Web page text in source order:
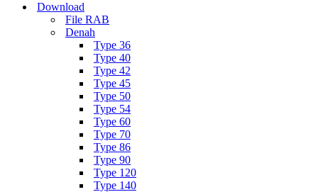
Download
File RAB
Denah
Type 36
Type 40
Type 42
Type 45
Type 50
Type 54
Type 60
Type 70
Type 86
Type 90
Type 120
Type 140